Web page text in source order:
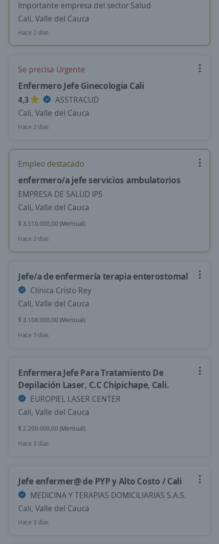
Importante empresa del sector Salud
Cali, Valle del Cauca
Hace 2 días
Se precisa Urgente
Enfermero Jefe Ginecologia Cali
4,3
ASSTRACUD
Cali, Valle del Cauca
Hace 2 días
Empleo destacado
enfermero/a jefe servicios ambulatorios
EMPRESA DE SALUD IPS
Cali, Valle del Cauca
$ 3.510.000,00 (Mensual)
Hace 2 días
Jefe/a de enfermería terapia enterostomal
Clínica Cristo Rey
Cali, Valle del Cauca
$ 3.108.000,00 (Mensual)
Hace 3 días
Enfermera Jefe Para Tratamiento De
Depilación Laser, C.C Chipichape, Cali.
EUROPIEL LASER CENTER
Cali, Valle del Cauca
$ 2.200.000,00 (Mensual)
Hace 3 días
Jefe enfermer@ de PYP y Alto Costo / Cali
MEDICINA Y TERAPIAS DOMICILIARIAS S.A.S.
Cali, Valle del Cauca
Hace 3 días